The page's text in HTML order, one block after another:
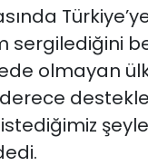
sergilediğini
olmayan